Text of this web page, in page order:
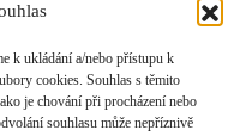
k ukládání a/nebo přístupu k
cookies. Souhlas s těmito
je chování při procházení nebo
souhlasu může nepříznivě
informační středisko
nás: info@hisvoice.cz